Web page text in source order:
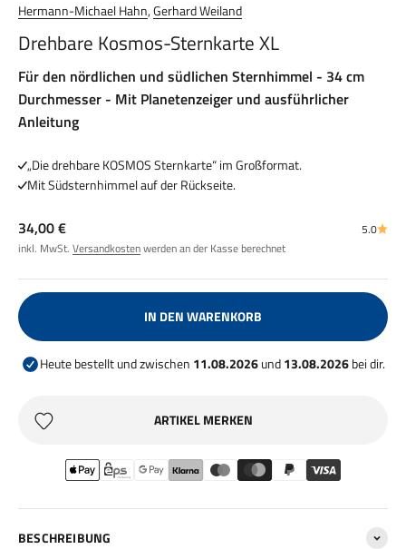
Hermann-Michael Hahn,Gerhard Weiland
Drehbare Kosmos-Sternkarte XL
Für den nördlichen und südlichen Sternhimmel - 34 cm
Durchmesser - Mit Planetenzeiger und ausführlicher
Anleitung
„Die drehbare KOSMOS Sternkarte“ im Großformat.
Mit Südsternhimmel auf der Rückseite.
Angebot
34,00 €
inkl. MwSt. Versandkostenwerden an der Kasse berechnet
5.0
IN DEN WARENKORB
Heute bestellt und zwischen 11.08.2026und13.08.2026bei dir.
ARTIKEL MERKEN
BESCHREIBUNG